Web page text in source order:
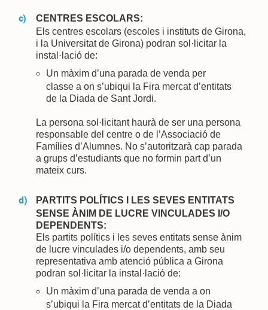
CENTRES ESCOLARS:
Els centres escolars (escoles i instituts de Girona,
i la Universitat de Girona) podran sol·licitar la
instal·lació de:
Un màxim d’una parada de venda per
classe a on s’ubiqui la Fira mercat d’entitats
de la Diada de Sant Jordi.
La persona sol·licitant haurà de ser una persona
responsable del centre o de l’Associació de
Famílies d’Alumnes. No s’autoritzarà cap parada
a grups d’estudiants que no formin part d’un
mateix curs.
PARTITS POLÍTICS I LES SEVES ENTITATS
SENSE ÀNIM DE LUCRE VINCULADES I/O
DEPENDENTS:
Els partits polítics i les seves entitats sense ànim
de lucre vinculades i/o dependents, amb seu
representativa amb atenció pública a Girona
podran sol·licitar la instal·lació de:
Un màxim d’una parada de venda a on
s’ubiqui la Fira mercat d’entitats de la Diada